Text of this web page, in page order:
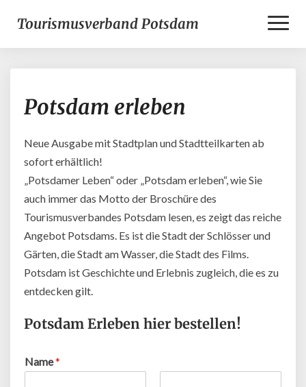
Tourismusverband Potsdam
erleben
Potsdam erleben
Neue Ausgabe mit Stadtplan und Stadtteilkarten ab
sofort erhältlich!
„Potsdamer Leben“ oder „Potsdam erleben“, wie Sie
auch immer das Motto der Broschüre des
Tourismusverbandes Potsdam lesen, es zeigt das reiche
Angebot Potsdams. Es ist die Stadt der Schlösser und
Gärten, die Stadt am Wasser, die Stadt des Films.
Potsdam ist Geschichte und Erlebnis zugleich, die es zu
entdecken gilt.
Potsdam Erleben hier bestellen!
Name*